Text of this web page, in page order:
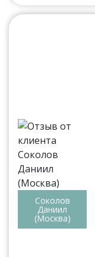
Соколов
Даниил
(Москва)